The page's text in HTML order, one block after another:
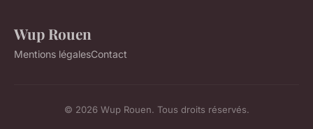
Wup Rouen
Mentions légalesContact
© 2026 Wup Rouen. Tous droits réservés.